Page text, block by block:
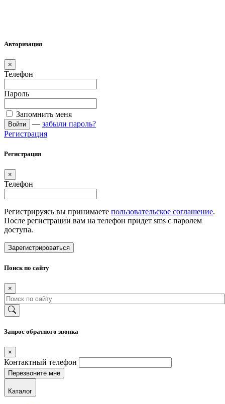
Авторизация
×
Телефон
Пароль
Запомнить меня
Войти — забыли пароль?
Регистрация
Регистрация
×
Телефон
Регистрируясь вы принимаете пользовательское соглашение.
После регистрации вам на телефон придет sms с паролем
доступа.
Зарегистрироваться
Поиск по сайту
×
Запрос обратного звонка
×
Контактный телефон
Каталог